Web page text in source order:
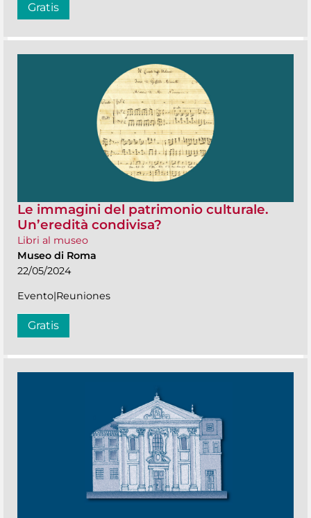
Gratis
Le immagini del patrimonio culturale.
Un’eredità condivisa?
Libri al museo
Museo di Roma
22/05/2024
Evento|Reuniones
Gratis